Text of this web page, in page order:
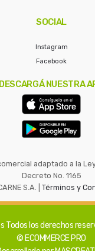
SOCIAL
Instagram
Facebook
DESCARGÁ NUESTRA
adaptado a la
Decreto No. 1165
S.A. | Términos y
Todos los derechos
© ECOMMERCE PRO